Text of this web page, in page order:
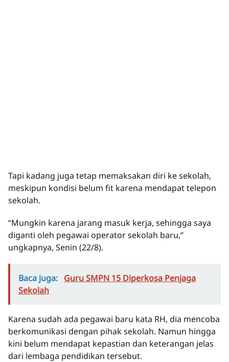
Tapi kadang juga tetap memaksakan diri ke sekolah,
meskipun kondisi belum fit karena mendapat telepon
sekolah.
“Mungkin karena jarang masuk kerja, sehingga saya
diganti oleh pegawai operator sekolah baru,”
ungkapnya, Senin (22/8).
Baca juga: Guru SMPN 15 Diperkosa Penjaga
Sekolah
Karena sudah ada pegawai baru kata RH, dia mencoba
berkomunikasi dengan pihak sekolah. Namun hingga
kini belum mendapat kepastian dan keterangan jelas
dari lembaga pendidikan tersebut.